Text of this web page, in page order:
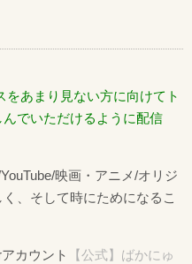
をあまり見ない方に向けてト
でいただけるように配信
映画・アニメ/オリジ
、そして時にためになるこ
カウント
【公式】ばかにゅ